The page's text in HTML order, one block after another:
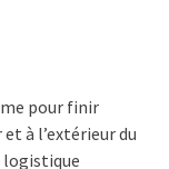
pour finir
à l’extérieur du
logistique